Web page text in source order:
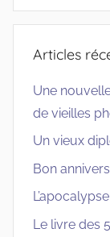
:
Articles
Une
de vieilles
Un vieux
Bon
Le livre des